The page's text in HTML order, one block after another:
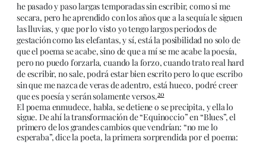
he pasado y paso largas temporadas sin escribir, como si me
secara, pero he aprendido con los años que a la sequía le siguen
las lluvias, y que por lo visto yo tengo largos periodos de
gestación como las elefantas, y sí, está la posibilidad no solo de
que el poema se acabe, sino de que a mí se me acabe la poesía,
pero no puedo forzarla, cuando la forzo, cuando trato real hard
de escribir, no sale, podrá estar bien escrito pero lo que escribo
sin que me nazca de veras de adentro, está hueco, podré creer
que es poesía y serán solamente versos.20
El poema enmudece, habla, se detiene o se precipita, y ella lo
sigue. De ahí la transformación de “Equinoccio” en “Blues”, el
primero de los grandes cambios que vendrían: “no me lo
esperaba”, dice la poeta, la primera sorprendida por el poema: